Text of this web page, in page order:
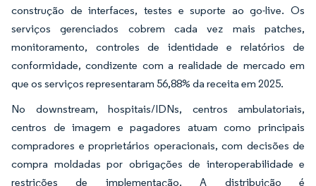
construção de interfaces, testes e suporte ao go-live. Os
serviços gerenciados cobrem cada vez mais patches,
monitoramento, controles de identidade e relatórios de
conformidade, condizente com a realidade de mercado em
que os serviços representaram 56,88% da receita em 2025.
No downstream, hospitais/IDNs, centros ambulatoriais,
centros de imagem e pagadores atuam como principais
compradores e proprietários operacionais, com decisões de
compra moldadas por obrigações de interoperabilidade e
restrições de implementação. A distribuição é